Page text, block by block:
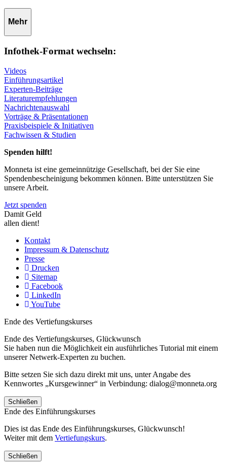
Mehr
Infothek-Format wechseln:
Videos
Einführungsartikel
Experten-Beiträge
Literaturempfehlungen
Nachrichtenauswahl
Vorträge & Präsentationen
Praxisbeispiele & Initiativen
Fachwissen & Studien
Spenden hilft!
Monneta ist eine gemeinnützige Gesellschaft, bei der Sie eine
Spendenbescheinigung bekommen können. Bitte unterstützen Sie
unsere Arbeit.
Jetzt spenden
Damit Geld
allen dient!
Kontakt
Impressum & Datenschutz
Presse
Drucken
Sitemap
Facebook
LinkedIn
YouTube
Ende des Vertiefungskurses
Ende des Vertiefungskurses, Glückwunsch
Sie haben nun die Möglichkeit ein ausführliches Tutorial mit einem
unserer Netwerk-Experten zu buchen.
Bitte setzen Sie sich dazu direkt mit uns, unter Angabe des
Kennwortes „Kursgewinner“ in Verbindung: dialog@monneta.org
Schließen
Ende des Einführungskurses
Dies ist das Ende des Einführungskurses, Glückwunsch!
Weiter mit dem Vertiefungskurs.
Schließen